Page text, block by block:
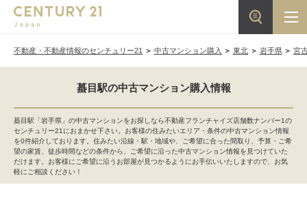
不動産・不動産情報のセンチュリー21 中古マンション購入 東北 岩手県 宮
蟇目駅の中古マンション購入情報
蟇目駅「岩手県」の中古マンションをお探しなら不動産フランチャイズ店舗数ナンバー1の
センチュリー21におまかせ下さい。お客様の住みたいエリア・条件の中古マンション情報
を0件紹介しております。住みたい沿線・駅・地域や、ご希望に合った間取り、予算・ご希
望の家賃、徒歩時間などの条件から、ご希望に沿った中古マンション情報を見つけていた
だけます。お客様にご希望に沿うお部屋が見つかるようにお手伝いいたしますので、お気
軽にご相談ください！